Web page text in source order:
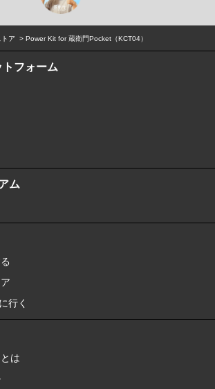
ア Power Kit for 蔵衛門Pocket（KCT04）
フォーム
ム
行く
は